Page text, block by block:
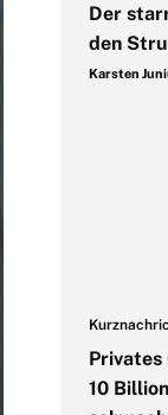
Der
den
Karsten
10